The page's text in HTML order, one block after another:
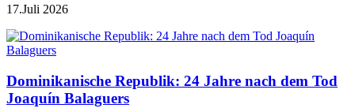
17.Juli 2026
Dominikanische Republik: 24 Jahre nach dem Tod
Joaquín Balaguers